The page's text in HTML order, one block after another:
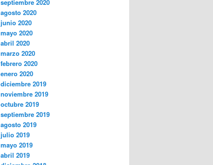
septiembre 2020
agosto 2020
junio 2020
mayo 2020
abril 2020
marzo 2020
febrero 2020
enero 2020
diciembre 2019
noviembre 2019
octubre 2019
septiembre 2019
agosto 2019
julio 2019
mayo 2019
abril 2019